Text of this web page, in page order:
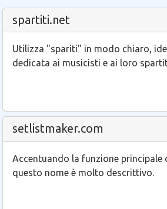
spartiti.net
Utilizza "spariti" in modo chiaro,
dedicata ai musicisti e ai loro
setlistmaker.com
Accentuando la funzione principale
questo nome è molto descrittivo.